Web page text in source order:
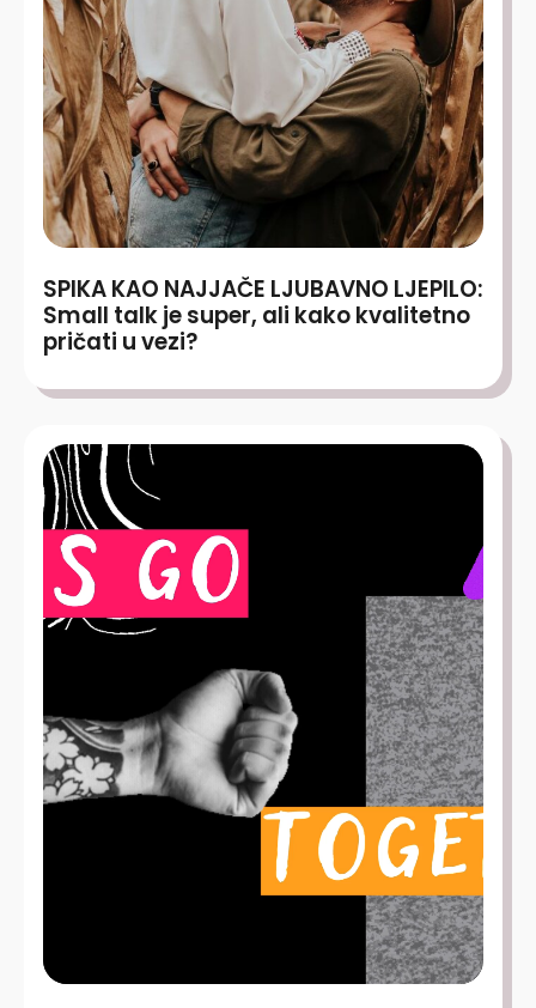
SPIKA KAO NAJJAČE LJUBAVNO LJEPILO:
Small talk je super, ali kako kvalitetno
pričati u vezi?